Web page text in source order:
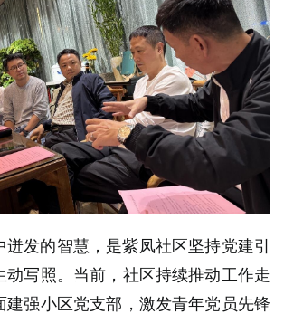
迸发的智慧，是紫凤社区坚持党建引
动写照。当前，社区持续推动工作走
建强小区党支部，激发青年党员先锋